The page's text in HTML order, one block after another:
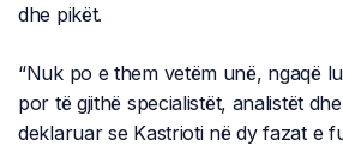
dhe pikët.
“Nuk po e them vetëm unë, ngaqë
por të gjithë specialistët, analistët
deklaruar se Kastrioti në dy fazat e